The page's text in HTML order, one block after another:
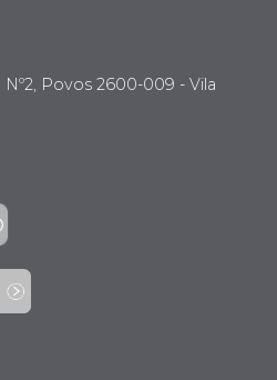
Povos 2600-009 - Vila